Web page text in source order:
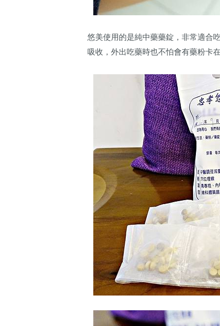
悠美使用的是純中藥藥錠，非常適合
吸收，外出吃藥時也不怕會有藥粉卡